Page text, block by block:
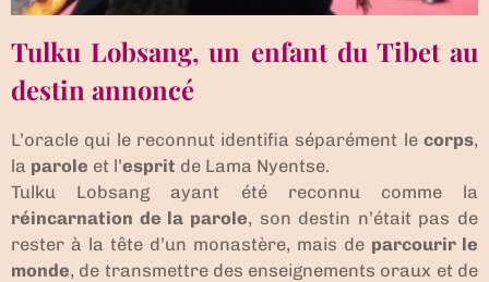
Tulku Lobsang, un enfant du Tibet au
destin annoncé
L’oracle qui le reconnut identifia séparément le corps,
la parole et l’esprit de Lama Nyentse.
Tulku Lobsang ayant été reconnu comme la
réincarnation de la parole, son destin n’était pas de
rester à la tête d’un monastère, mais de parcourir le
monde, de transmettre des enseignements oraux et de